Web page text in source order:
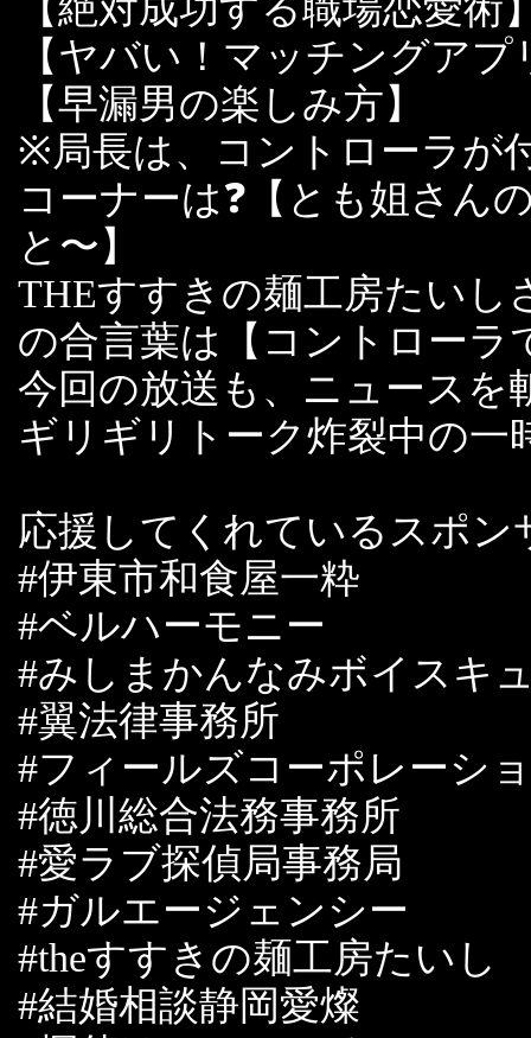
【絶対成功する職場恋愛術
【ヤバい！マッチングアプ
【早漏男の楽しみ方】
※局長は、コントローラが
コーナーは❓【とも姐さん
と〜】
THEすすきの麺工房たいし
の合言葉は【コントローラ
今回の放送も、ニュースを
ギリギリトーク炸裂中の一
応援してくれているスポン
#伊東市和食屋一粋
#ベルハーモニー
#みしまかんなみボイスキ
#翼法律事務所
#フィールズコーポレーシ
#徳川総合法務事務所
#愛ラブ探偵局事務局
#ガルエージェンシー
#theすすきの麺工房たいし
#結婚相談静岡愛燦